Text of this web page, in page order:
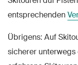
entsprechenden
Übrigens: Auf
sicherer